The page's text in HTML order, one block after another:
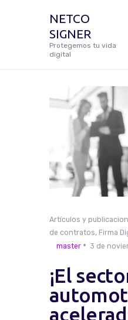
NETCO
SIGNER
Protegemos tu vida
digital
NETCO
Manual De
¿Cómo
Digital
Artículos y
de contratos, Firma
master
3 de
¡El